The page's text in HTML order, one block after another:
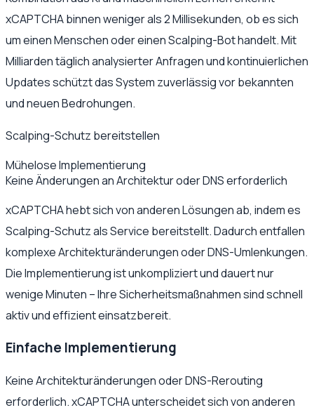
xCAPTCHA binnen weniger als 2 Millisekunden, ob es sich
um einen Menschen oder einen Scalping-Bot handelt. Mit
Milliarden täglich analysierter Anfragen und kontinuierlichen
Updates schützt das System zuverlässig vor bekannten
und neuen Bedrohungen.
Scalping-Schutz bereitstellen
Mühelose Implementierung
Keine Änderungen an Architektur oder DNS erforderlich
xCAPTCHA hebt sich von anderen Lösungen ab, indem es
Scalping-Schutz als Service bereitstellt. Dadurch entfallen
komplexe Architekturänderungen oder DNS-Umlenkungen.
Die Implementierung ist unkompliziert und dauert nur
wenige Minuten – Ihre Sicherheitsmaßnahmen sind schnell
aktiv und effizient einsatzbereit.
Einfache Implementierung
Keine Architekturänderungen oder DNS-Rerouting
erforderlich. xCAPTCHA unterscheidet sich von anderen